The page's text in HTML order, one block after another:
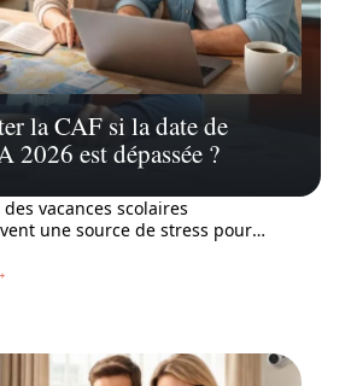
la CAF si la date de
2026 est dépassée ?
scolaires : astuces
vacances scolaires
une source de stress pour…